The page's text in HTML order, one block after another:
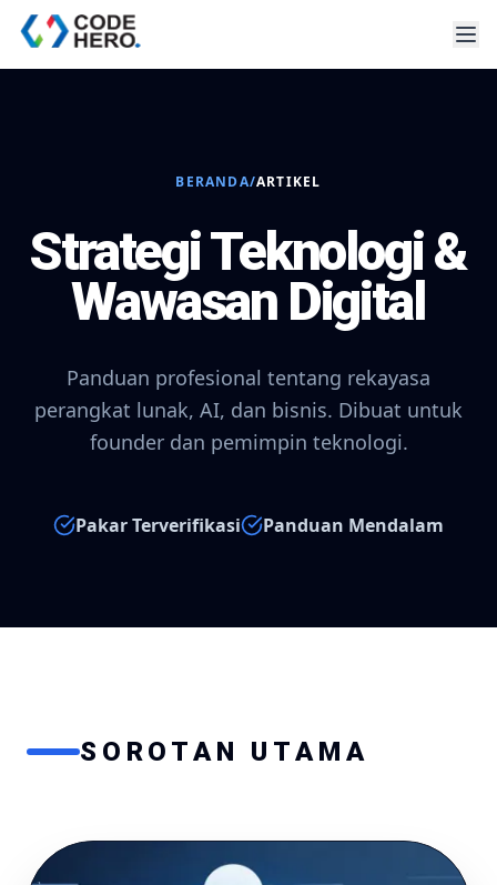
BERANDA/ARTIKEL
Strategi Teknologi &
Wawasan Digital
Panduan profesional tentang rekayasa
perangkat lunak, AI, dan bisnis. Dibuat untuk
founder dan pemimpin teknologi.
Pakar Terverifikasi Panduan Mendalam
SOROTAN UTAMA